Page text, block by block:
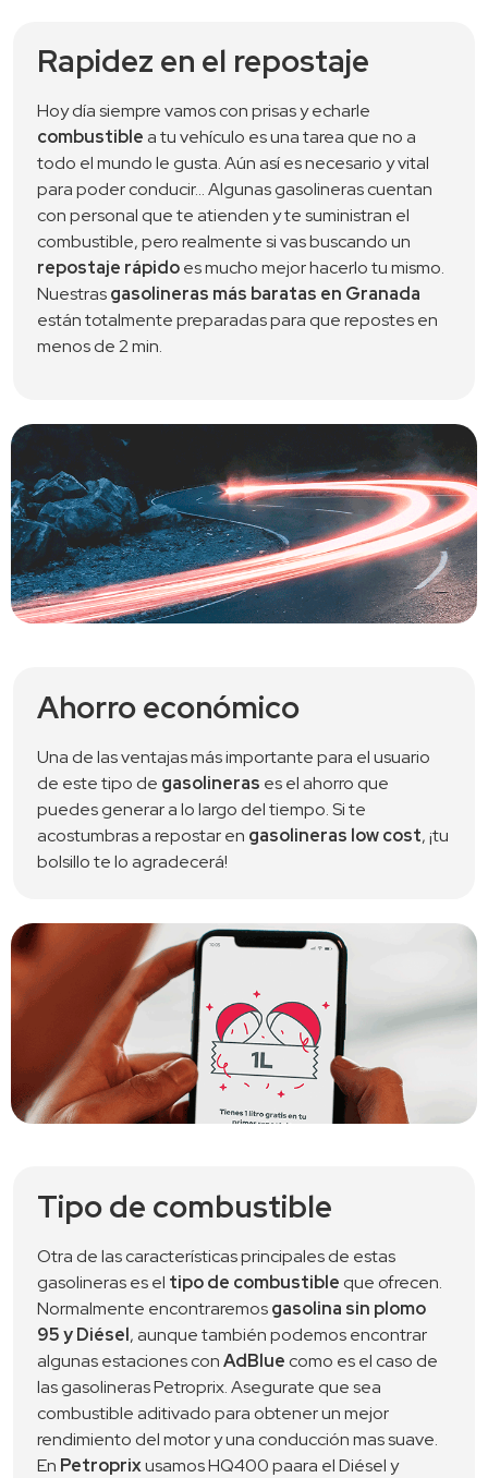
Rapidez en el repostaje
combustible a tu vehículo es una tarea que no a
todo el mundo le gusta. Aún así es necesario y vital
para poder conducir… Algunas gasolineras cuentan
con personal que te atienden y te suministran el
repostaje rápido es mucho mejor hacerlo tu mismo.
Nuestras gasolineras más baratas en Granada
están totalmente preparadas para que repostes en
menos de 2 min.
Ahorro económico
Una de las ventajas más importante para el usuario
de este tipo de gasolineras es el ahorro que
puedes generar a lo largo del tiempo. Si te
acostumbras a repostar en gasolineras low cost, ¡tu
bolsillo te lo agradecerá!
Tipo de combustible
Otra de las características principales de estas
gasolineras es el tipo de combustible que ofrecen.
Normalmente encontraremos gasolina sin plomo
95 y Diésel, aunque también podemos encontrar
algunas estaciones con AdBlue como es el caso de
las gasolineras Petroprix. Asegurate que sea
combustible aditivado para obtener un mejor
rendimiento del motor y una conducción mas suave.
En Petroprix usamos HQ400 paara el Diésel y